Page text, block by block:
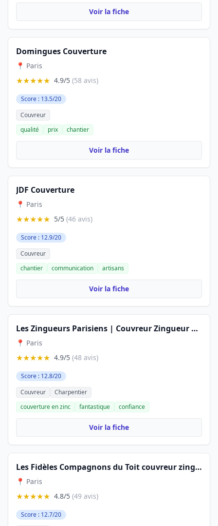
Voir la fiche
Domingues Couverture
📍 Paris
★★★★★ 4.9/5 (58 avis)
Score : 13.5/20
Couvreur
qualité
prix chantier
Voir la fiche
JDF Couverture
📍 Paris
★★★★★ 5/5 (46 avis)
Score : 12.9/20
Couvreur
chantier
communication artisans
Voir la fiche
Les Zingueurs Parisiens | Couvreur Zingueur à Paris
📍 Paris
★★★★★ 4.9/5 (48 avis)
Score : 12.8/20
Couvreur
Charpentier
couverture en zinc
fantastique confiance
Voir la fiche
Les Fidèles Compagnons du Toit couvreur zingueur Paris 75
📍 Paris
★★★★★ 4.8/5 (49 avis)
Score : 12.7/20